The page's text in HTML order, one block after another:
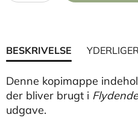
BESKRIVELSE
Denne kopimappe
der bliver brugt i
udgave.